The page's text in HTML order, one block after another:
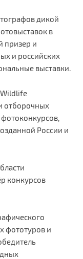
дикой
в
призер и
и российских
выставки.
отборочных
России и
конкурсов
фототуров и